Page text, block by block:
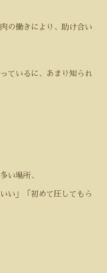
の働きにより、助け合い
ているに、あまり知られ
い場所、
い」「初めて圧してもら